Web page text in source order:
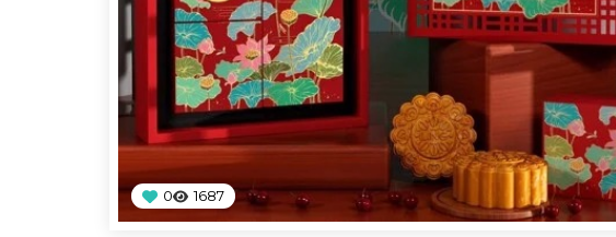
0 1687